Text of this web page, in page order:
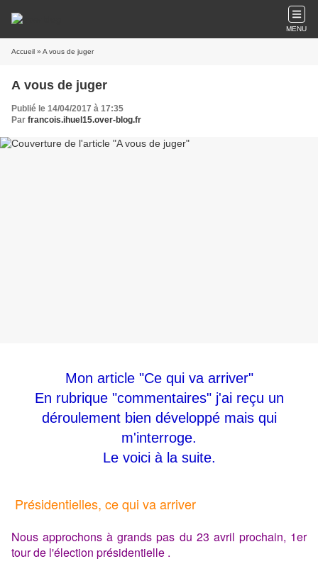
MENU
Accueil » A vous de juger
A vous de juger
Publié le 14/04/2017 à 17:35
Par francois.ihuel15.over-blog.fr
Mon article "Ce qui va arriver"
En rubrique "commentaires" j'ai reçu un
déroulement bien développé mais qui
m'interroge.
Le voici à la suite.
Présidentielles, ce qui va arriver
Nous approchons à grands pas du 23 avril prochain, 1er
tour de l'élection présidentielle .